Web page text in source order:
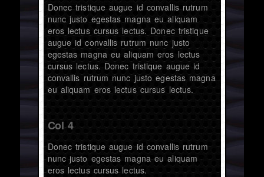
Donec tristique augue id convallis rutrum
nunc justo egestas magna eu aliquam
eros lectus cursus lectus. Donec tristique
augue id convallis rutrum nunc justo
egestas magna eu aliquam eros lectus
cursus lectus. Donec tristique augue id
convallis rutrum nunc justo egestas magna
eu aliquam eros lectus cursus lectus.
Col 4
Donec tristique augue id convallis rutrum
nunc justo egestas magna eu aliquam
eros lectus cursus lectus.